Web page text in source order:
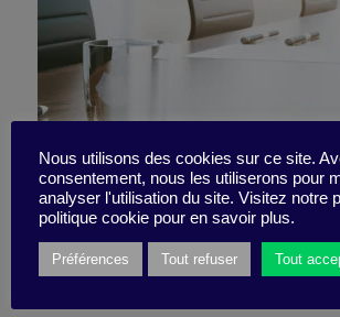
Journée sans
journée
Nous utilisons des cookies sur ce site.
consentement, nous les utiliserons pour
analyser l'utilisation du site. Visitez notre
politique cookie pour en savoir plus.
Préférences Tout refuser Tout